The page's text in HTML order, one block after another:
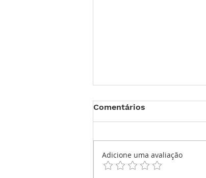
Comentários
Adicione uma avaliação